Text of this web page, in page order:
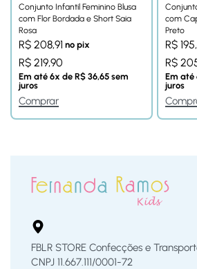
Conjunto Infantil Feminino Blusa
com Flor Bordada e Short Saia
Rosa
R$ 208,91 no pix
R$ 219,90
Em até 6x de R$ 36,65 sem
juros
Comprar
com
Preto
R$
R$
Em até
juros
FBLR STORE Confecções e
CNPJ 11.667.111/0001-72